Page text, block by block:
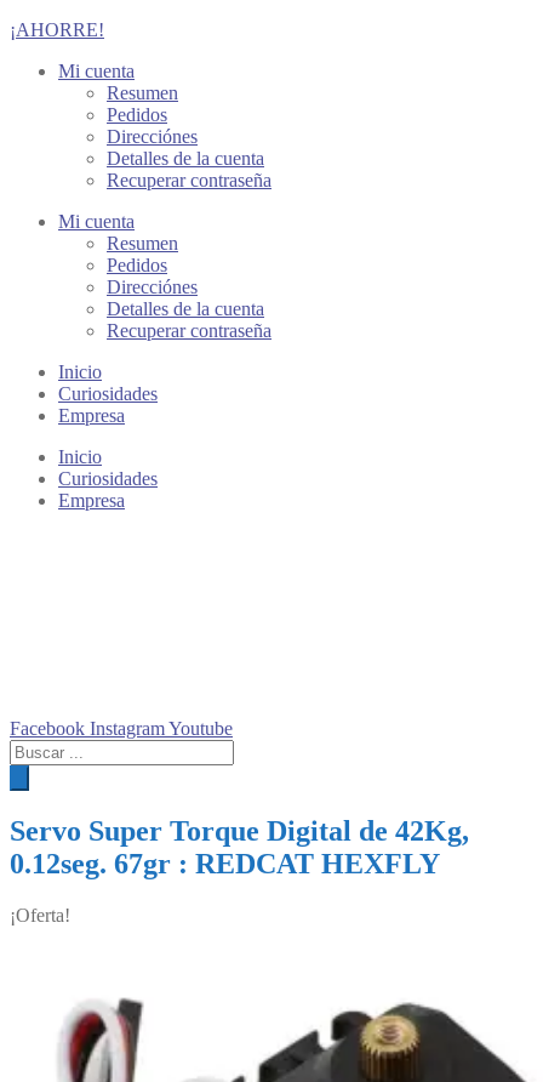
¡AHORRE!
Mi cuenta
Resumen
Pedidos
Direcciónes
Detalles de la cuenta
Recuperar contraseña
Mi cuenta
Resumen
Pedidos
Direcciónes
Detalles de la cuenta
Recuperar contraseña
Inicio
Curiosidades
Empresa
Inicio
Curiosidades
Empresa
Facebook InstagramYoutube
Búsqueda
de
productos
Servo Super Torque Digital de 42Kg,
0.12seg. 67gr : REDCAT HEXFLY
¡Oferta!